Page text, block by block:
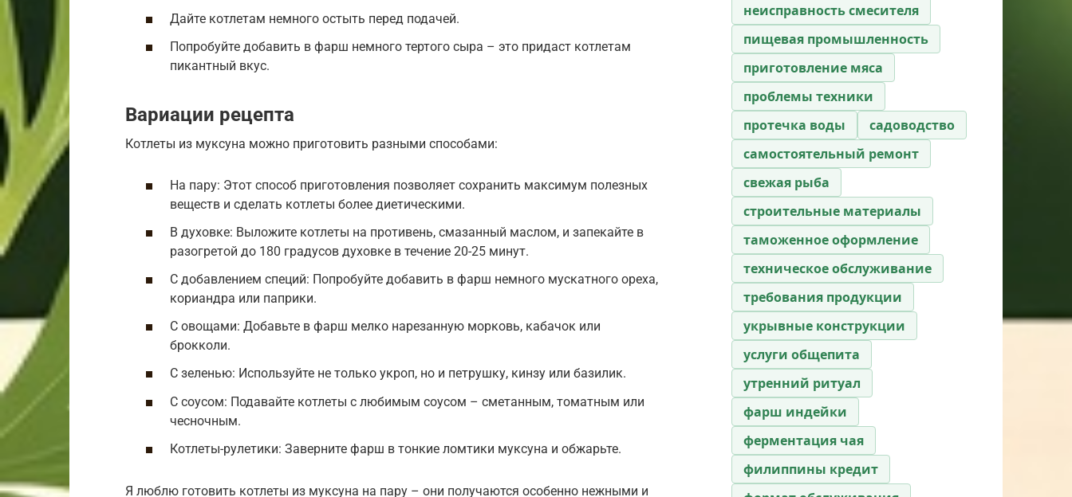
Дайте котлетам немного остыть перед подачей.
Попробуйте добавить в фарш немного тертого сыра – это придаст котлетам
пикантный вкус.
Вариации рецепта
Котлеты из муксуна можно приготовить разными способами:
На пару: Этот способ приготовления позволяет сохранить максимум полезных
веществ и сделать котлеты более диетическими.
В духовке: Выложите котлеты на противень, смазанный маслом, и запекайте в
разогретой до 180 градусов духовке в течение 20-25 минут.
С добавлением специй: Попробуйте добавить в фарш немного мускатного ореха,
кориандра или паприки.
С овощами: Добавьте в фарш мелко нарезанную морковь, кабачок или
брокколи.
С зеленью: Используйте не только укроп, но и петрушку, кинзу или базилик.
С соусом: Подавайте котлеты с любимым соусом – сметанным, томатным или
чесночным.
Котлеты-рулетики: Заверните фарш в тонкие ломтики муксуна и обжарьте.
Я люблю готовить котлеты из муксуна на пару – они получаются особенно нежными и
неисправность смесителя
пищевая промышленность
приготовление мяса
проблемы техники
протечка воды
садоводство
самостоятельный ремонт
свежая рыба
строительные материалы
таможенное оформление
техническое обслуживание
требования продукции
укрывные конструкции
услуги общепита
утренний ритуал
фарш индейки
ферментация чая
филиппины кредит